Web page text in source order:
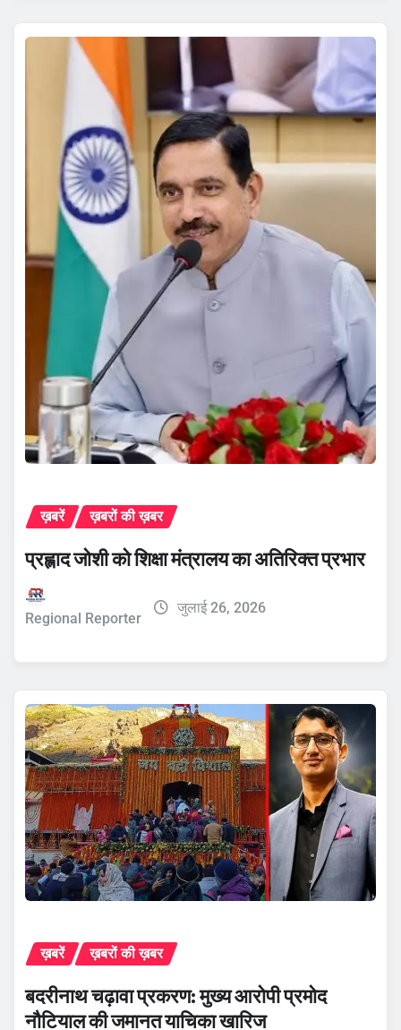
ख़बरें ख़बरों की ख़बर
प्रह्लाद जोशी को शिक्षा मंत्रालय का अतिरिक्त प्रभार
Regional Reporter
जुलाई 26, 2026
ख़बरें ख़बरों की ख़बर
बदरीनाथ चढ़ावा प्रकरण: मुख्य आरोपी प्रमोद
नौटियाल की जमानत याचिका खारिज